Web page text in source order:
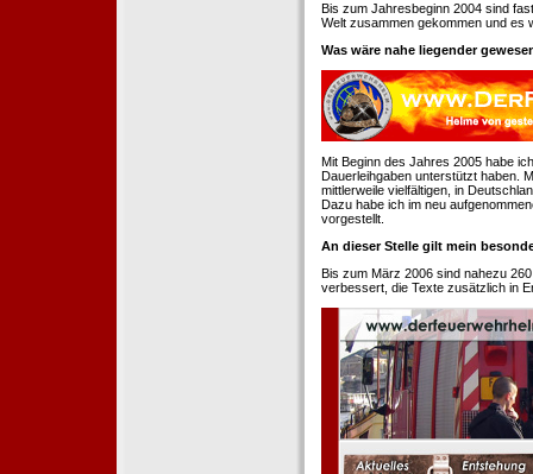
Bis zum Jahresbeginn 2004 sind
Welt zusammen gekommen und es
Was wäre nahe liegender
Mit Beginn des Jahres 2005 habe
Dauerleihgaben unterstützt haben.
mittlerweile vielfältigen, in
Dazu habe ich im neu
vorgestellt.
An dieser Stelle gilt mein
Bis zum März 2006 sind nahezu
verbessert, die Texte zusätzlich in